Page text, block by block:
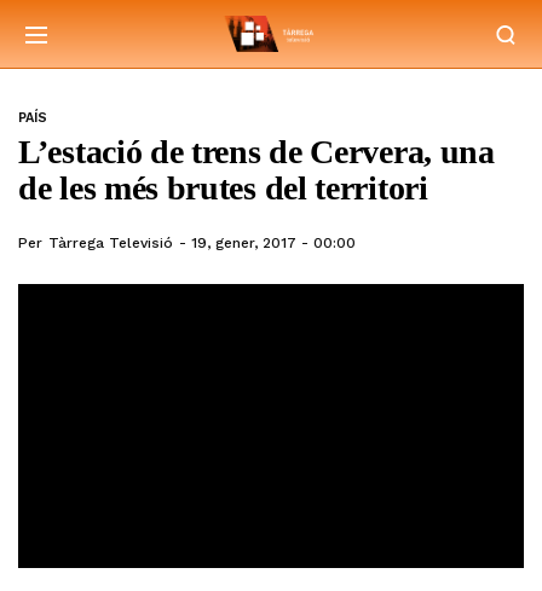
PAÍS
L’estació de trens de Cervera, una
de les més brutes del territori
Per Tàrrega Televisió 19, gener, 2017 - 00:00